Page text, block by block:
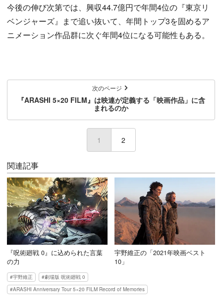
今後の伸び次第では、興収44.7億円で年間4位の『東京リ
ベンジャーズ』まで追い抜いて、年間トップ3を固めるア
ニメーション作品群に次ぐ年間4位になる可能性もある。
次のページ
『ARASHI 5×20 FILM』は映連が定義する「映画作品」に含
まれるのか
1 (current)
2
関連記事
『呪術廻戦 0』に込められた言葉
の力
宇野維正の「2021年映画ベスト
10」
宇野維正
劇場版 呪術廻戦 0
ARASHI Anniversary Tour 5×20 FILM Record of Memories